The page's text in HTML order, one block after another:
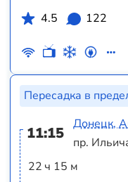
4.5
122
Пересадка в
11:15
22 ч 15 м
Донецк,
пр.